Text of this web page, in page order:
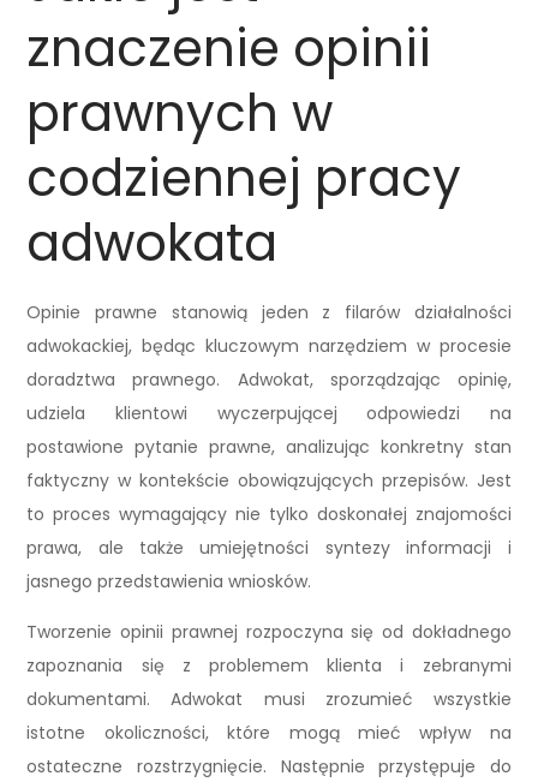
znaczenie opinii
prawnych w
codziennej pracy
adwokata
Opinie prawne stanowią jeden z filarów działalności
adwokackiej, będąc kluczowym narzędziem w procesie
doradztwa prawnego. Adwokat, sporządzając opinię,
udziela klientowi wyczerpującej odpowiedzi na
postawione pytanie prawne, analizując konkretny stan
faktyczny w kontekście obowiązujących przepisów. Jest
to proces wymagający nie tylko doskonałej znajomości
prawa, ale także umiejętności syntezy informacji i
jasnego przedstawienia wniosków.
Tworzenie opinii prawnej rozpoczyna się od dokładnego
zapoznania się z problemem klienta i zebranymi
dokumentami. Adwokat musi zrozumieć wszystkie
istotne okoliczności, które mogą mieć wpływ na
ostateczne rozstrzygnięcie. Następnie przystępuje do